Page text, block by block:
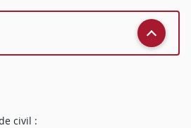
civil :